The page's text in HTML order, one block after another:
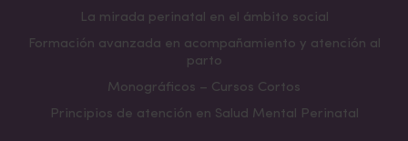
La mirada perinatal en el ámbito social
Formación avanzada en acompañamiento y atención al
parto
Monográficos – Cursos Cortos
Principios de atención en Salud Mental Perinatal